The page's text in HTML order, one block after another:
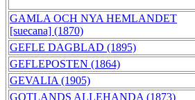
GAMLA OCH NYA HEMLANDET
[suecana] (1870)
GEFLE DAGBLAD (1895)
GEFLEPOSTEN (1864)
GEVALIA (1905)
GOTLANDS ALLEHANDA (1873)